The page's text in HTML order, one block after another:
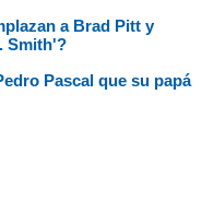
a Brad Pitt y
Smith'?
Pascal que su papá